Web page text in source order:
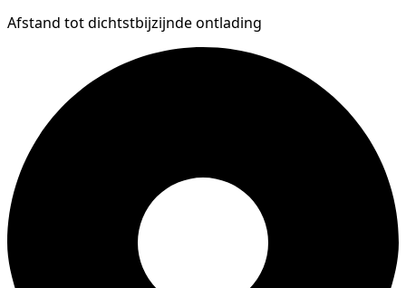
Afstand tot dichtstbijzijnde ontlading